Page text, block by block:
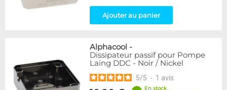
Ajouter au panier
Alphacool -
Dissipateur passif pour Pompe
Laing DDC - Noir / Nickel
5/5 - 1 avis
En stock